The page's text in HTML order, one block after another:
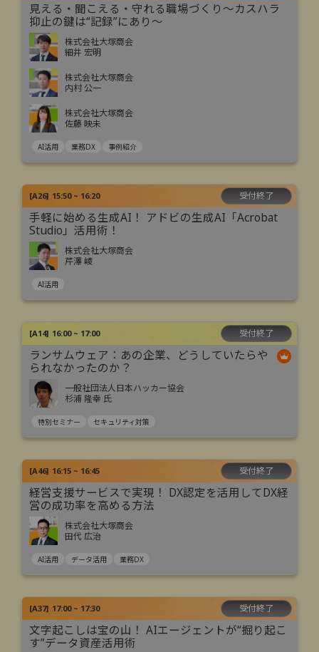
見える・聞こえる・守れる職場づくり～カスハラ
抑止の鍵は“記録”にあり～
株式会社大塚商会
細井 宏明
株式会社大塚商会
内村 公一
株式会社大塚商会
佐藤 映未
AI活用 業務DX 事例紹介
[A26] 15:50 ~ 16:20 受付終了
手軽に始める生成AI！ アドビの生成AI「Acrobat
Studio」活用術！
株式会社大塚商会
芹澤 崚
AI活用
[A14] 16:00 ~ 17:00 受付終了
ランサムウェア：あの企業、どうしていたらや
られなかったのか？
一般社団法人日本ハッカー協会
杉浦 隆幸 氏
特別セミナー セキュリティ対策
[A46] 16:15 ~ 16:45 受付終了
経営支援サービスで実現！ DX認定を活用してDX経
営の成功率を高める方法
株式会社大塚商会
田代 広治
AI活用 データ活用 業務DX
[A37] 17:00 ~ 17:30 受付終了
文字起こしは宝の山！ AIエージェントが“掘り起こ
す”データ資産活用術